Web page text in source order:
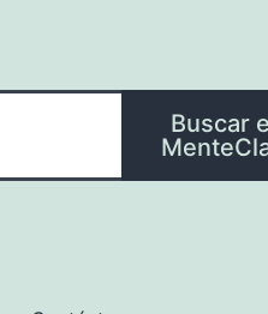
Buscar